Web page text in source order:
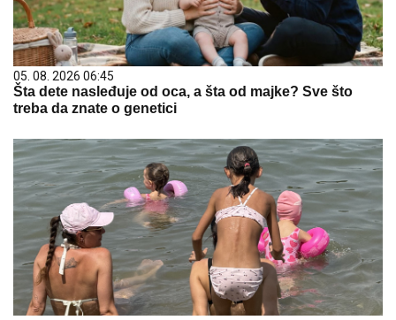
05. 08. 2026 06:45
Šta dete nasleđuje od oca, a šta od majke? Sve što
treba da znate o genetici